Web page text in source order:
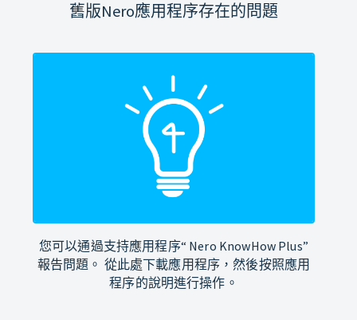
舊版Nero應用程序存在的問題
您可以通過支持應用程序“ Nero KnowHow Plus”
報告問題。 從此處下載應用程序，然後按照應用
程序的說明進行操作。